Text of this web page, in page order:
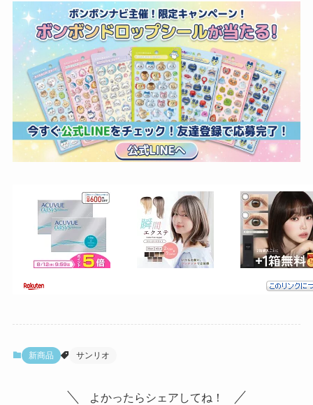
新商品 サンリオ
よかったらシェアしてね！